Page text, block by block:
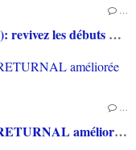
TEST de RAILWAY EMPIRE (sur PC): revivez les débuts du réseau ferroviaire aux USA
[TEST] SAROS PS5 : Une formule de RETURNAL améliorée et interessante